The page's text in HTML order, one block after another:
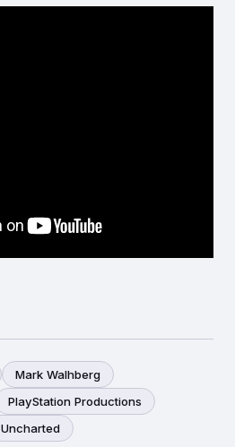
Mark Walhberg
PlayStation Productions
Uncharted